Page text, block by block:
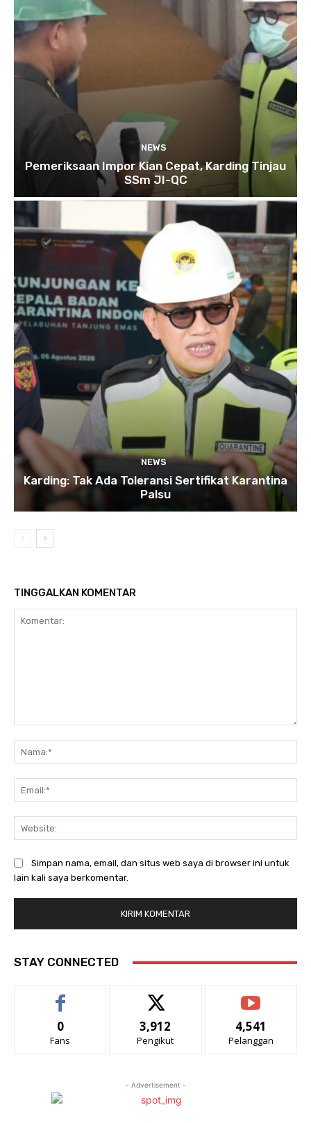
NEWS
Pemeriksaan Impor Kian Cepat, Karding Tinjau
SSm JI-QC
NEWS
Karding: Tak Ada Toleransi Sertifikat Karantina
Palsu
TINGGALKAN KOMENTAR
Simpan nama, email, dan situs web saya di browser ini untuk
lain kali saya berkomentar.
STAY CONNECTED
0
Fans
3,912
Pengikut
4,541
Pelanggan
- Advertisement -